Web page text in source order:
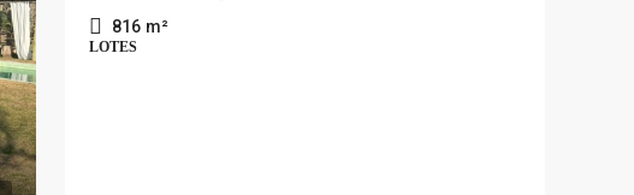
816 m²
LOTES